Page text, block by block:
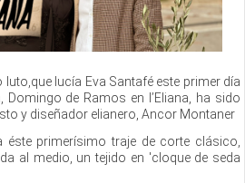
lucía Eva Santafé este primer día
Domingo de Ramos en l’Eliana, ha sido
y diseñador elianero, Ancor Montaner
éste primerísimo traje de corte clásico,
al medio, un tejido en 'cloque de seda